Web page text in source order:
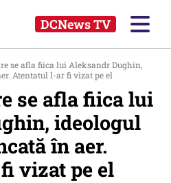
DCNews TV
se afla fiica lui Aleksandr Dughin,
Atentatul l-ar fi vizat pe el
se afla fiica lui
ideologul
în aer.
vizat pe el